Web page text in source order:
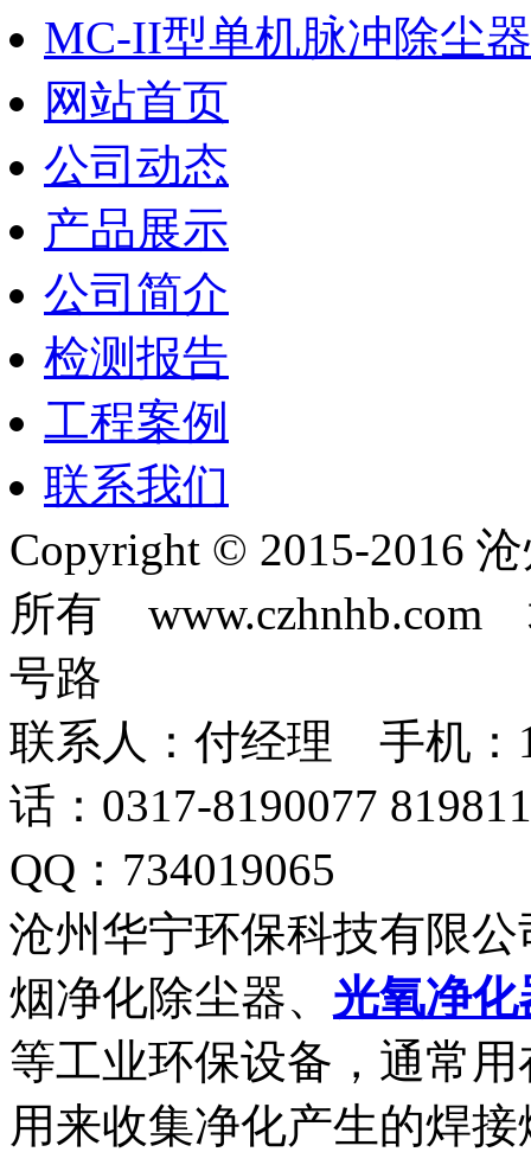
MC-II型单机脉冲除尘器
网站首页
公司动态
产品展示
公司简介
检测报告
工程案例
联系我们
Copyright © 2015-2016
所有 www.czhnhb.com
号路
联系人：付经理 手机：
话：0317-8190077
QQ：734019065
沧州华宁环保科技有限
烟净化除尘器、 光氧净化
等工业环保设备，通常
用来收集净化产生的焊